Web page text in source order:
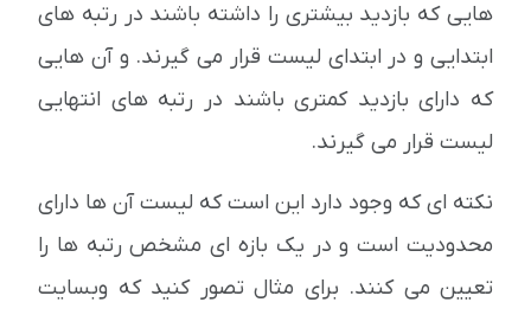
هایی که بازدید بیشتری را داشته باشند در رتبه های
ابتدایی و در ابتدای لیست قرار می گیرند. و آن هایی
که دارای بازدید کمتری باشند در رتبه های انتهایی
لیست قرار می گیرند.
نکته ای که وجود دارد این است که لیست آن ها دارای
محدودیت است و در یک بازه ای مشخص رتبه ها را
تعیین می کنند. برای مثال تصور کنید که وبسایت